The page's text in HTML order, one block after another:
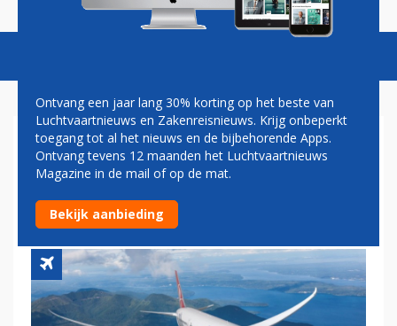
AANTAL ORDERS VOOR
BOEING 787 PASSEERT DE
1.300
Ontvang een jaar lang 30% korting op het beste van
Luchtvaartnieuws en Zakenreisnieuws. Krijg onbeperkt
toegang tot al het nieuws en de bijbehorende Apps.
Ontvang tevens 12 maanden het Luchtvaartnieuws
Magazine in de mail of op de mat.
Bekijk aanbieding